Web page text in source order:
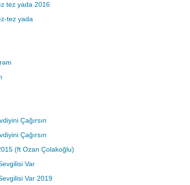
tez yada 2016
tez yada
Çağırsın
Çağırsın
(ft Ozan Çolakoğlu)
Var
Var 2019